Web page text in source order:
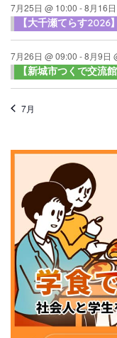
7月25日 @ 10:00 -8月16
【大千瀬てらす2026
7月26日 @ 09:00 -8月9日
【新城市つくで交流
7月